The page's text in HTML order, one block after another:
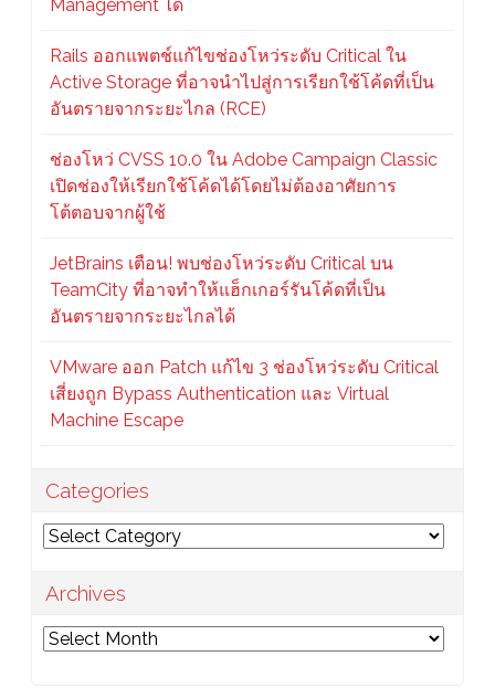
Management ได้
Rails ออกแพตช์แก้ไขช่องโหว่ระดับ Critical ใน
Active Storage ที่อาจนำไปสู่การเรียกใช้โค้ดที่เป็น
อันตรายจากระยะไกล (RCE)
ช่องโหว่ CVSS 10.0 ใน Adobe Campaign Classic
เปิดช่องให้เรียกใช้โค้ดได้โดยไม่ต้องอาศัยการ
โต้ตอบจากผู้ใช้
JetBrains เตือน! พบช่องโหว่ระดับ Critical บน
TeamCity ที่อาจทำให้แฮ็กเกอร์รันโค้ดที่เป็น
อันตรายจากระยะไกลได้
VMware ออก Patch แก้ไข 3 ช่องโหว่ระดับ Critical
เสี่ยงถูก Bypass Authentication และ Virtual
Machine Escape
Categories
Categories
Archives
Archives